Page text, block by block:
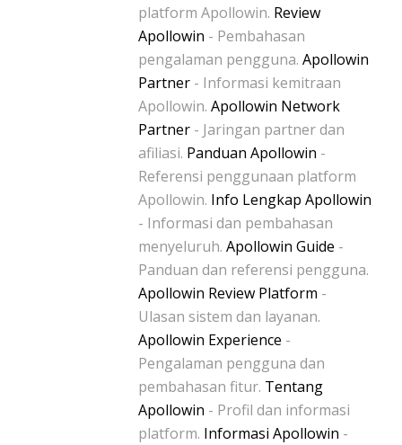
platform Apollowin. Review
Apollowin - Pembahasan
pengalaman pengguna. Apollowin
Partner - Informasi kemitraan
Apollowin. Apollowin Network
Partner - Jaringan partner dan
afiliasi. Panduan Apollowin -
Referensi penggunaan platform
Apollowin. Info Lengkap Apollowin
- Informasi dan pembahasan
menyeluruh. Apollowin Guide -
Panduan dan referensi pengguna.
Apollowin Review Platform -
Ulasan sistem dan layanan.
Apollowin Experience -
Pengalaman pengguna dan
pembahasan fitur. Tentang
Apollowin - Profil dan informasi
platform. Informasi Apollowin -